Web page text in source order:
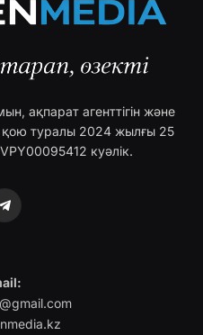
ақпарат агенттігін және
қою туралы 2024 жылғы 25
куәлік.
Telegram